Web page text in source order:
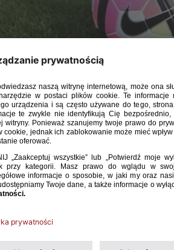
Elite Round eliminacji mistrzostw
zremisowała 2:2 z Belgią.
zwycięstwa, gdyż drugiego gola
czerwone, bez względu na wynik tego
minioną sobotę uległy 1:2